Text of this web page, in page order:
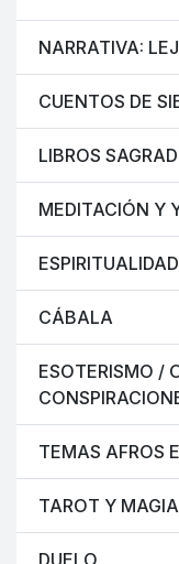
NARRATIVA:
CUENTOS DE
LIBROS
MEDITACIÓN Y
ESPIRITUALIDAD
CÁBALA
ESOTERISMO /
TEMAS AFROS
TAROT Y MAGIA